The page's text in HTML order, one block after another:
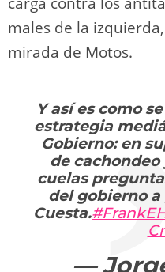
males de la
mirada de Motos.
Y así es como
estrategia
Gobierno: en
de
cuelas
del gobierno
Cuesta.
—